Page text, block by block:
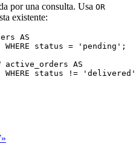
por una consulta. Usa OR
existente:
AS
WHERE status = ' pending ' ;
active_orders AS
WHERE status != ' delivered '